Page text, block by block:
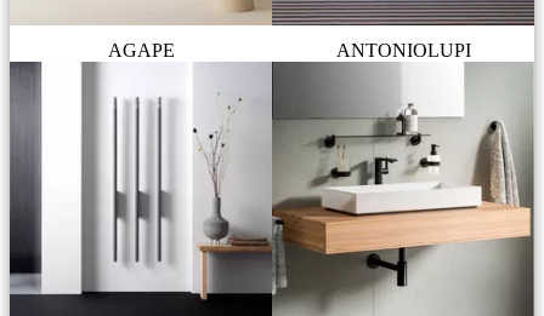
AGAPE ANTONIOLUPI